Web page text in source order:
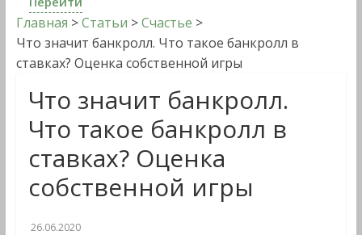
Главная >Статьи >Счастье >
Что значит банкролл. Что такое банкролл в
ставках? Оценка собственной игры
Что значит банкролл.
Что такое банкролл в
ставках? Оценка
собственной игры
26.06.2020